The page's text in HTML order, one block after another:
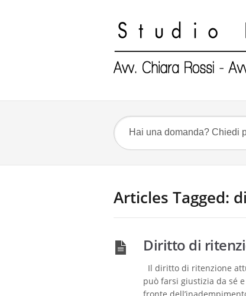
Articles Tagged:
Diritto di
Il diritto di ritenzione
può farsi giustizia da sé